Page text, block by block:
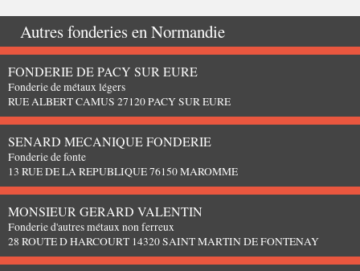
Autres fonderies enNormandie
FONDERIE DE PACY SUR EURE
Fonderie de métaux légers
RUE ALBERT CAMUS 27120 PACY SUR EURE
SENARD MECANIQUE FONDERIE
Fonderie de fonte
13 RUE DE LA REPUBLIQUE 76150 MAROMME
MONSIEUR GERARD VALENTIN
Fonderie d'autres métaux non ferreux
28 ROUTE D HARCOURT 14320 SAINT MARTIN DE FONTENAY